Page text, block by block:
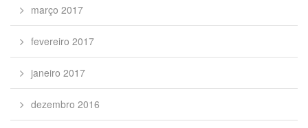
março 2017
fevereiro 2017
janeiro 2017
dezembro 2016